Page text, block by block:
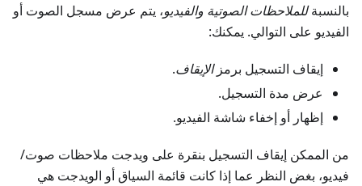
بالنسبةللملاحظات الصوتية والفيديو، يتم عرض مسجل الصوت أو
الفيديو على التوالي. يمكنك:
إيقاف التسجيل برمزالإيقاف.
عرض مدة التسجيل.
إظهار أو إخفاء شاشة الفيديو.
من الممكن إيقاف التسجيل بنقرة على ويدجت ملاحظات صوت/
فيديو، بغض النظر عما إذا كانت قائمة السياق أو الويدجت هي